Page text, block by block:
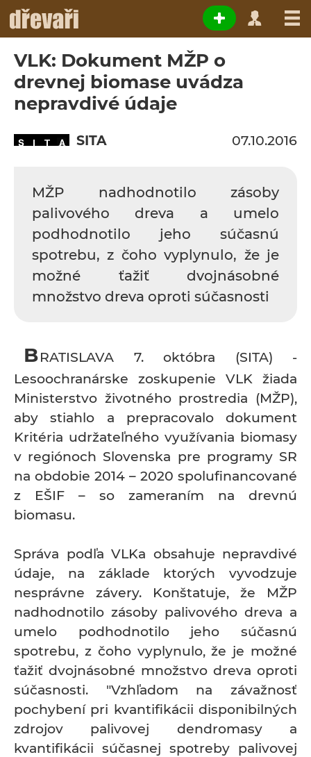
VLK: Dokument MŽP o
drevnej biomase uvádza
nepravdivé údaje
SITA 07.10.2016
MŽP nadhodnotilo zásoby
palivového dreva a umelo
podhodnotilo jeho súčasnú
spotrebu, z čoho vyplynulo, že je
možné ťažiť dvojnásobné
množstvo dreva oproti súčasnosti
BRATISLAVA 7. októbra (SITA) -
Lesoochranárske zoskupenie VLK žiada
Ministerstvo životného prostredia (MŽP),
aby stiahlo a prepracovalo dokument
Kritéria udržateľného využívania biomasy
v regiónoch Slovenska pre programy SR
na obdobie 2014 – 2020 spolufinancované
z EŠIF – so zameraním na drevnú
biomasu.
Správa podľa VLKa obsahuje nepravdivé
údaje, na základe ktorých vyvodzuje
nesprávne závery. Konštatuje, že MŽP
nadhodnotilo zásoby palivového dreva a
umelo podhodnotilo jeho súčasnú
spotrebu, z čoho vyplynulo, že je možné
ťažiť dvojnásobné množstvo dreva oproti
súčasnosti. "Vzhľadom na závažnosť
pochybení pri kvantifikácii disponibilných
zdrojov palivovej dendromasy a
kvantifikácii súčasnej spotreby palivovej